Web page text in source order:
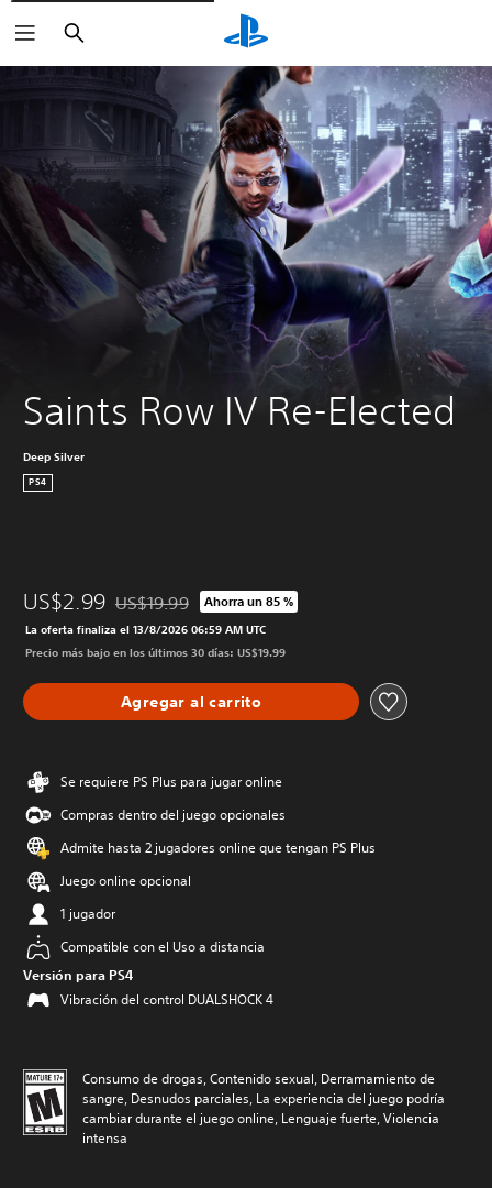
Buscar
Saints Row IV Re-Elected
Deep Silver
PS4
US$2.99 Rebajado del precio original de US$19.99
US$19.99 Ahorra un 85 %
La oferta finaliza el 13/8/2026 06:59 AM UTC
Precio más bajo en los últimos 30 días: US$19.99
Agregar al carrito
Se requiere PS Plus para jugar online
Compras dentro del juego opcionales
Admite hasta 2 jugadores online que tengan PS Plus
Juego online opcional
1 jugador
Compatible con el Uso a distancia
Versión para PS4
Vibración del control DUALSHOCK 4
Consumo de drogas, Contenido sexual, Derramamiento de
sangre, Desnudos parciales, La experiencia del juego podría
cambiar durante el juego online, Lenguaje fuerte, Violencia
intensa